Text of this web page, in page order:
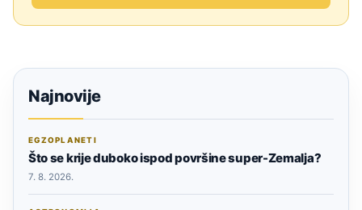
Najnovije
EGZOPLANETI
Što se krije duboko ispod površine super-Zemalja?
7. 8. 2026.